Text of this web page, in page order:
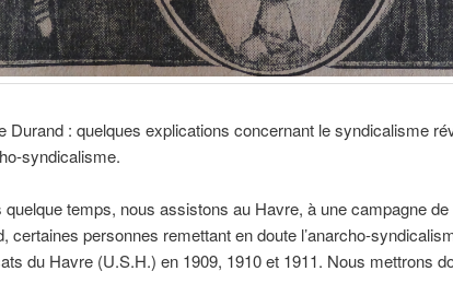
Durand : quelques explications concernant le syndicalisme
syndicalisme.
quelque temps, nous assistons au Havre, à une campagne de
certaines personnes remettant en doute l’anarcho-
du Havre (U.S.H.) en 1909, 1910 et 1911. Nous mettrons